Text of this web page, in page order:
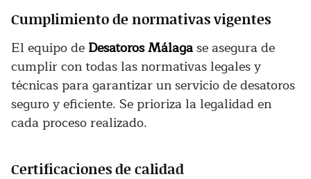
Cumplimiento de normativas vigentes
El equipo de Desatoros Málagase asegura de
cumplir con todas las normativas legales y
técnicas para garantizar un servicio de desatoros
seguro y eficiente. Se prioriza la legalidad en
cada proceso realizado.
Certificaciones de calidad